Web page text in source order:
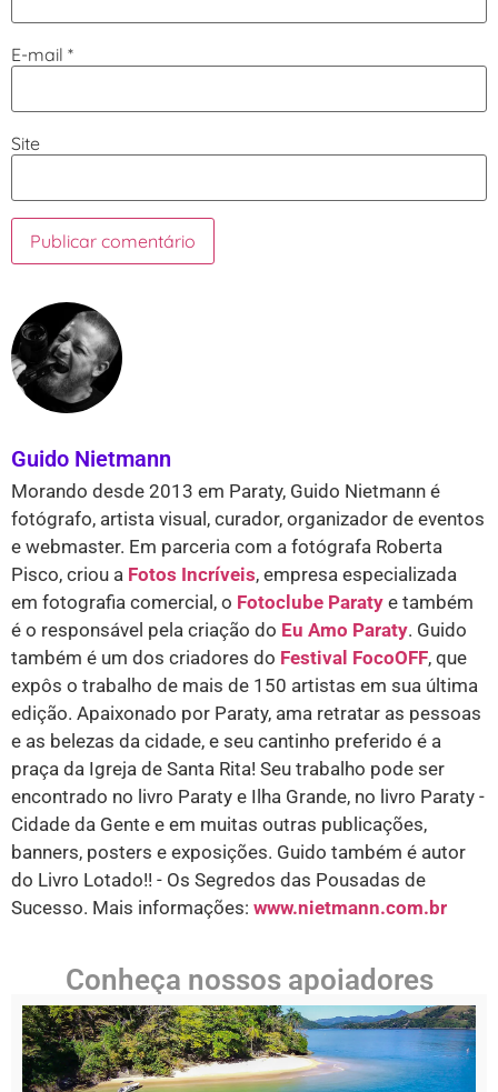
E-mail *
Site
Guido Nietmann
Morando desde 2013 em Paraty, Guido Nietmann é
fotógrafo, artista visual, curador, organizador de eventos
e webmaster. Em parceria com a fotógrafa Roberta
Pisco, criou a Fotos Incríveis, empresa especializada
em fotografia comercial, o Fotoclube Paraty e também
é o responsável pela criação do Eu Amo Paraty. Guido
também é um dos criadores do Festival FocoOFF, que
expôs o trabalho de mais de 150 artistas em sua última
edição. Apaixonado por Paraty, ama retratar as pessoas
e as belezas da cidade, e seu cantinho preferido é a
praça da Igreja de Santa Rita! Seu trabalho pode ser
encontrado no livro Paraty e Ilha Grande, no livro Paraty -
Cidade da Gente e em muitas outras publicações,
banners, posters e exposições. Guido também é autor
do Livro Lotado!! - Os Segredos das Pousadas de
Sucesso. Mais informações: www.nietmann.com.br
Conheça nossos apoiadores